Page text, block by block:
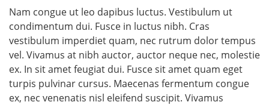
Nam congue ut leo dapibus luctus. Vestibulum ut
condimentum dui. Fusce in luctus nibh. Cras
vestibulum imperdiet quam, nec rutrum dolor tempus
vel. Vivamus at nibh auctor, auctor neque nec, molestie
ex. In sit amet feugiat dui. Fusce sit amet quam eget
turpis pulvinar cursus. Maecenas fermentum congue
ex, nec venenatis nisl eleifend suscipit. Vivamus